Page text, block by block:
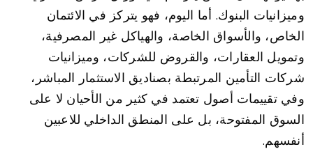
وميزانيات البنوك. أما اليوم، فهو يتركز في الائتمان
الخاص، والأسواق الخاصة، والهياكل غير المصرفية،
وتمويل العقارات، والقروض للشركات، وميزانيات
شركات التأمين المرتبطة بصناديق الاستثمار المباشر،
وفي تقييمات أصول تعتمد في كثير من الأحيان لا على
السوق المفتوحة، بل على المنطق الداخلي للاعبين
أنفسهم.